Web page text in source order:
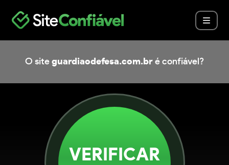
O site guardiaodefesa.com.br é confiável?
VERIFICAR